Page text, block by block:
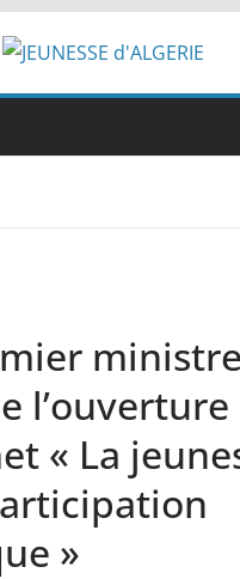
ministre
l’ouverture
« La
»